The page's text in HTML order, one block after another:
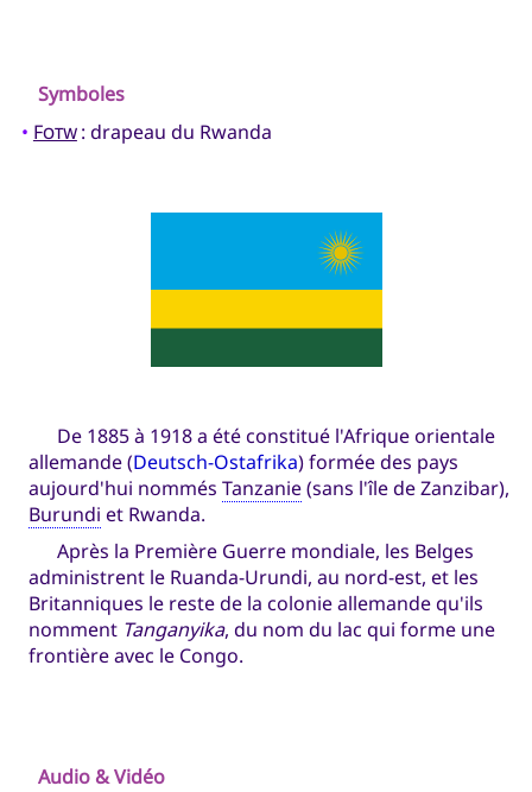
Symboles
• Fotw: drapeau du Rwanda
De 1885 à 1918 a été constitué l'Afrique orientale
allemande (Deutsch-Ostafrika) formée des pays
aujourd'hui nommés Tanzanie(sans l'île de Zanzibar),
Burundi et Rwanda.
Après la Première Guerre mondiale, les Belges
administrent le Ruanda-Urundi, au nord-est, et les
Britanniques le reste de la colonie allemande qu'ils
nomment Tanganyika, du nom du lac qui forme une
frontière avec le Congo.
Audio & Vidéo